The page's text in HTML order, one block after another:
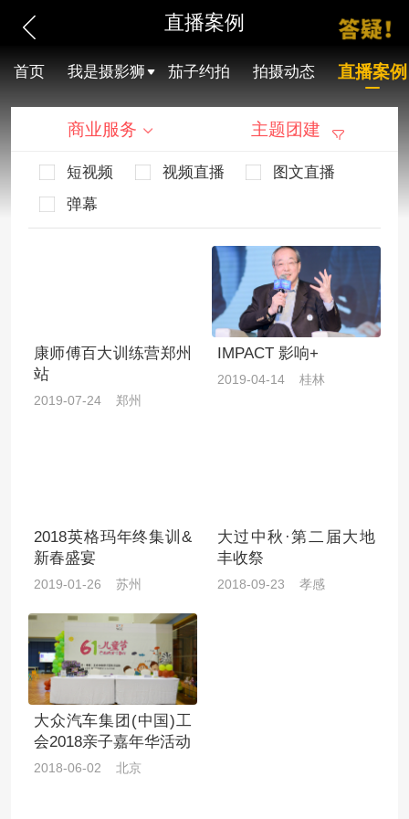
直播案例
首页 我是摄影狮 茄子约拍 拍摄动态 直播案例
商业服务 主题团建
短视频 视频直播
图文直播
弹幕
康师傅百大训练营郑州
站
2019-07-24 郑州
IMPACT 影响+
2019-04-14 桂林
2018英格玛年终集训&
新春盛宴
2019-01-26 苏州
大过中秋·第二届大地
丰收祭
2018-09-23 孝感
大众汽车集团(中国)工
会2018亲子嘉年华活动
2018-06-02 北京